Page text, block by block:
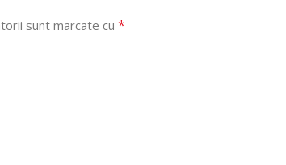
sunt marcate cu *